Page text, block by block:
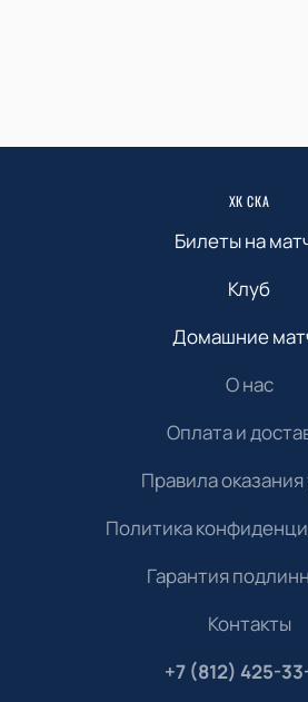
ХК СКА
Билеты на
Клуб
Домашние
О нас
Оплата и
Правила оказания
Политика
Гарантия
Контакты
+7 (812) 425-